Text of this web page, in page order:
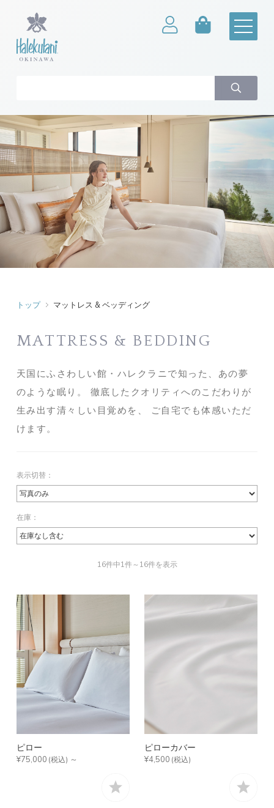
トップ マットレス & ベッディング
MATTRESS & BEDDING
天国にふさわしい館・ハレクラニで知った、あの夢
のような眠り。 徹底したクオリティへのこだわりが
生み出す清々しい目覚めを、
ご自宅でも体感いただ
けます。
表示切替：
在庫：
16件中1件～16件を表示
ピロー
¥75,000 (税込) ～
ピローカバー
¥4,500 (税込)